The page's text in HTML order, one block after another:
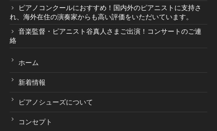
ピアノコンクールにおすすめ！国内外のピアニストに支持さ
れ、海外在住の演奏家からも高い評価をいただいています。
音楽監督・ピアニスト谷真人さまご出演！コンサートのご連
絡
ホーム
新着情報
ピアノシューズについて
コンセプト